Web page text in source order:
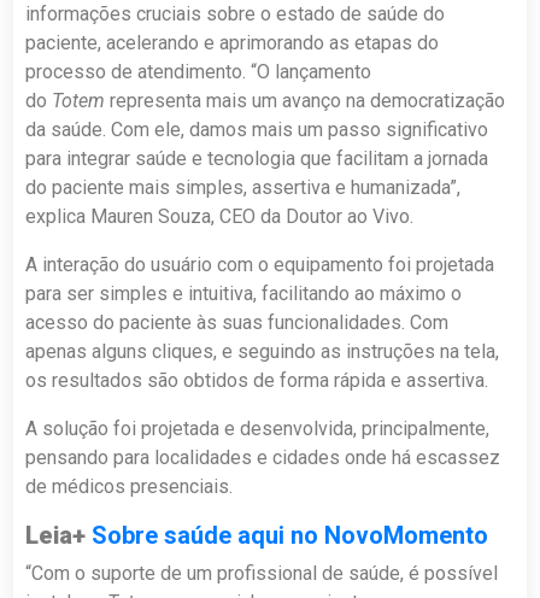
informações cruciais sobre o estado de saúde do
paciente, acelerando e aprimorando as etapas do
processo de atendimento. “O lançamento
do Totem representa mais um avanço na democratização
da saúde. Com ele, damos mais um passo significativo
para integrar saúde e tecnologia que facilitam a jornada
do paciente mais simples, assertiva e humanizada”,
explica Mauren Souza, CEO da Doutor ao Vivo.
A interação do usuário com o equipamento foi projetada
para ser simples e intuitiva, facilitando ao máximo o
acesso do paciente às suas funcionalidades. Com
apenas alguns cliques, e seguindo as instruções na tela,
os resultados são obtidos de forma rápida e assertiva.
A solução foi projetada e desenvolvida, principalmente,
pensando para localidades e cidades onde há escassez
de médicos presenciais.
Leia+ Sobre saúde aqui no NovoMomento
“Com o suporte de um profissional de saúde, é possível